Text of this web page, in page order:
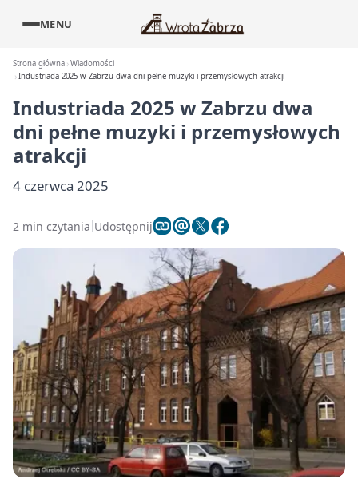
MENU
Strona główna Wiadomości
Industriada 2025 w Zabrzu dwa dni pełne muzyki i przemysłowych atrakcji
Industriada 2025 w Zabrzu dwa
dni pełne muzyki i przemysłowych
atrakcji
4 czerwca 2025
2 min czytania Udostępnij